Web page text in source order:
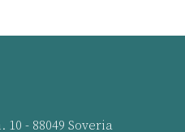
- 88049 Soveria